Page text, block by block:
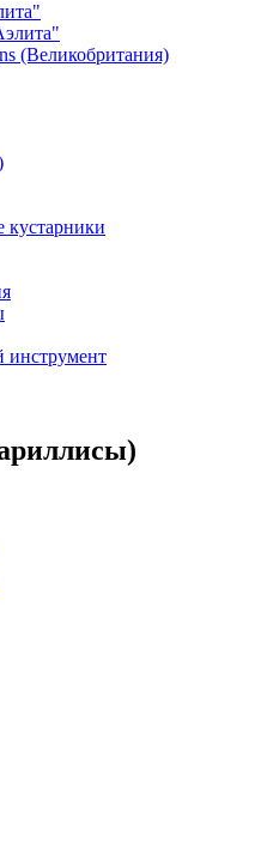
(Великобритания)
кустарники
инструмент